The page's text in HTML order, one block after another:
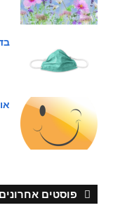
פוסטים אחרונים